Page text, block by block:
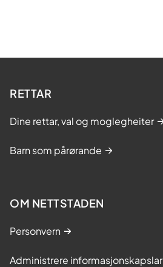
RETTAR
Dine rettar, val og moglegheiter
Barn som pårørande
OM NETTSTADEN
Personvern
Administrere informasjonskapslar